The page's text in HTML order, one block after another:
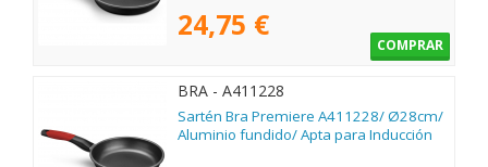
24,75 €
COMPRAR
BRA - A411228
Sartén Bra Premiere A411228/ Ø28cm/
Aluminio fundido/ Apta para Inducción